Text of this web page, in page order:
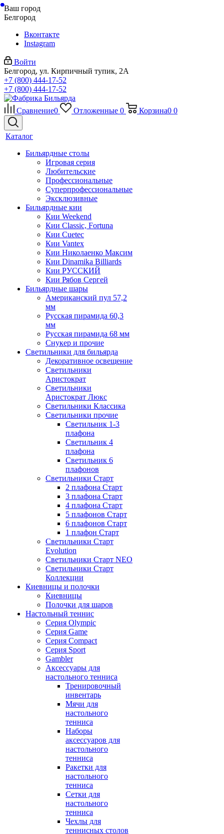
Ваш город
Белгород
Вконтакте
Instagram
Войти
Белгород, ул. Кирпичный тупик, 2А
+7 (800) 444-17-52
+7 (800) 444-17-52
Сравнение0 Отложенные 0 Корзина0 0
Каталог
Бильярдные столы
Игровая серия
Любительские
Профессиональные
Суперпрофессиональные
Эксклюзивные
Бильярдные кии
Кии Weekend
Кии Classic, Fortuna
Кии Cuetec
Кии Vantex
Кии Николаенко Максим
Кии Dinamika Billiards
Кии РУССКИЙ
Кии Рябов Сергей
Бильярдные шары
Американский пул 57,2
мм
Русская пирамида 60,3
мм
Русская пирамида 68 мм
Снукер и прочие
Светильники для бильярда
Декоративное освещение
Светильники
Аристократ
Светильники
Аристократ Люкс
Светильники Классика
Светильники прочие
Светильник 1-3
плафона
Светильник 4
плафона
Светильник 6
плафонов
Светильники Старт
2 плафона Старт
3 плафона Старт
4 плафона Старт
5 плафонов Старт
6 плафонов Старт
1 плафон Старт
Светильники Старт
Evolution
Светильники Старт NEO
Светильники Старт
Коллекции
Киевницы и полочки
Киевницы
Полочки для шаров
Настольный теннис
Серия Olympic
Серия Game
Серия Compact
Серия Sport
Gambler
Аксессуары для
настольного тенниса
Тренировочный
инвентарь
Мячи для
настольного
тенниса
Наборы
аксессуаров для
настольного
тенниса
Ракетки для
настольного
тенниса
Сетки для
настольного
тенниса
Чехлы для
теннисных столов